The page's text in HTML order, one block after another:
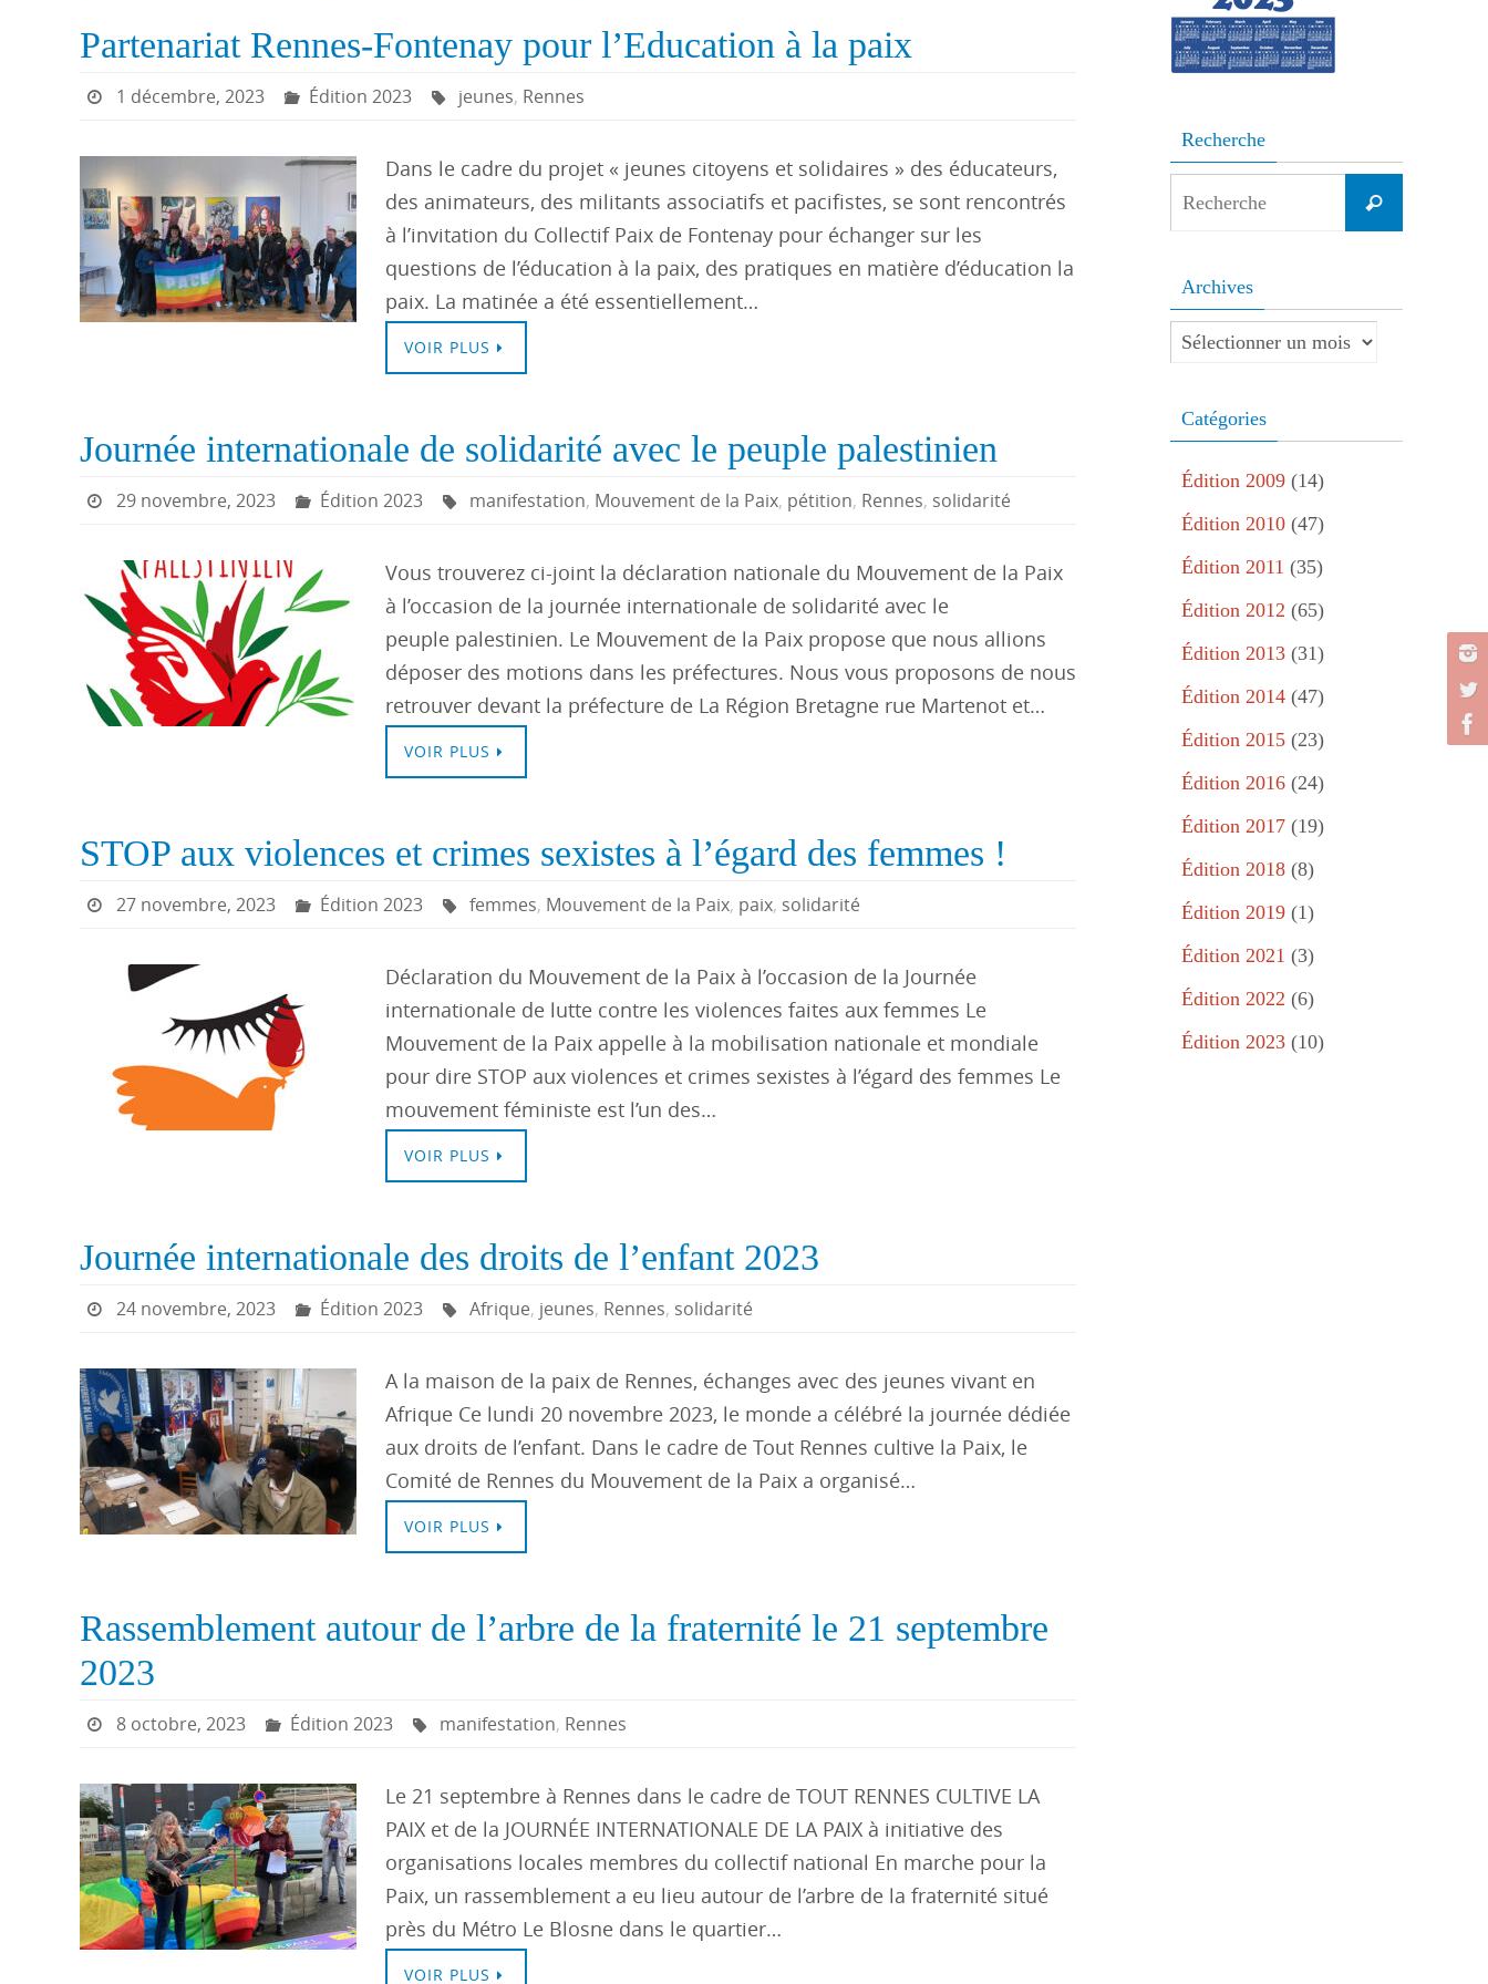
Partenariat Rennes-Fontenay pour l’Education à la paix
1 décembre, 2023 Édition 2023 jeunes, Rennes
Dans le cadre du projet « jeunes citoyens et solidaires » des éducateurs,
des animateurs, des militants associatifs et pacifistes, se sont rencontrés
à l’invitation du Collectif Paix de Fontenay pour échanger sur les
questions de l’éducation à la paix, des pratiques en matière d’éducation la
paix. La matinée a été essentiellement…
VOIR PLUS
Journée internationale de solidarité avec le peuple palestinien
29 novembre, 2023 Édition 2023 manifestation, Mouvement de la Paix, pétition, Rennes, solidarité
Vous trouverez ci-joint la déclaration nationale du Mouvement de la Paix
à l’occasion de la journée internationale de solidarité avec le
peuple palestinien. Le Mouvement de la Paix propose que nous allions
déposer des motions dans les préfectures. Nous vous proposons de nous
retrouver devant la préfecture de La Région Bretagne rue Martenot et…
VOIR PLUS
STOP aux violences et crimes sexistes à l’égard des femmes !
27 novembre, 2023 Édition 2023 femmes, Mouvement de la Paix, paix, solidarité
Déclaration du Mouvement de la Paix à l’occasion de la Journée
internationale de lutte contre les violences faites aux femmes Le
Mouvement de la Paix appelle à la mobilisation nationale et mondiale
pour dire STOP aux violences et crimes sexistes à l’égard des femmes Le
mouvement féministe est l’un des…
VOIR PLUS
Journée internationale des droits de l’enfant 2023
24 novembre, 2023 Édition 2023 Afrique, jeunes, Rennes, solidarité
A la maison de la paix de Rennes, échanges avec des jeunes vivant en
Afrique Ce lundi 20 novembre 2023, le monde a célébré la journée dédiée
aux droits de l’enfant. Dans le cadre de Tout Rennes cultive la Paix, le
Comité de Rennes du Mouvement de la Paix a organisé…
VOIR PLUS
Rassemblement autour de l’arbre de la fraternité le 21 septembre
2023
8 octobre, 2023 Édition 2023 manifestation, Rennes
Le 21 septembre à Rennes dans le cadre de TOUT RENNES CULTIVE LA
PAIX et de la JOURNÉE INTERNATIONALE DE LA PAIX à initiative des
organisations locales membres du collectif national En marche pour la
Paix, un rassemblement a eu lieu autour de l’arbre de la fraternité situé
près du Métro Le Blosne dans le quartier…
VOIR PLUS
Recherche
Recherche
Archives
Archives
Catégories
Édition 2009 (14)
Édition 2010 (47)
Édition 2011 (35)
Édition 2012 (65)
Édition 2013 (31)
Édition 2014 (47)
Édition 2015 (23)
Édition 2016 (24)
Édition 2017 (19)
Édition 2018 (8)
Édition 2019 (1)
Édition 2021 (3)
Édition 2022 (6)
Édition 2023 (10)